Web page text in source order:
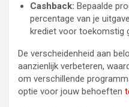
Cashback: Bepaalde
percentage van je
krediet voor toekomstig
De verscheidenheid aan
aanzienlijk verbeteren,
om verschillende
optie voor jouw behoeften